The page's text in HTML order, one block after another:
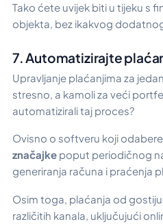
Tako ćete uvijek biti u tijeku s
objekta, bez ikakvog
7. Automatizirajte
Upravljanje plaćanjima za
stresno, a kamoli za veći
automatizirali taj proces?
Ovisno o softveru koji
značajke poput periodičnog
generiranja računa i praćenja
Osim toga, plaćanja od
različitih kanala, uključujući